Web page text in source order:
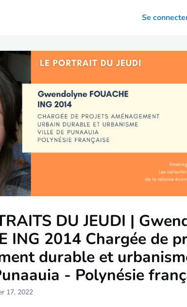
Votre association
Se
DU JEUDI |
ING 2014 Chargée de
durable et
- Polynésie
17, 2022